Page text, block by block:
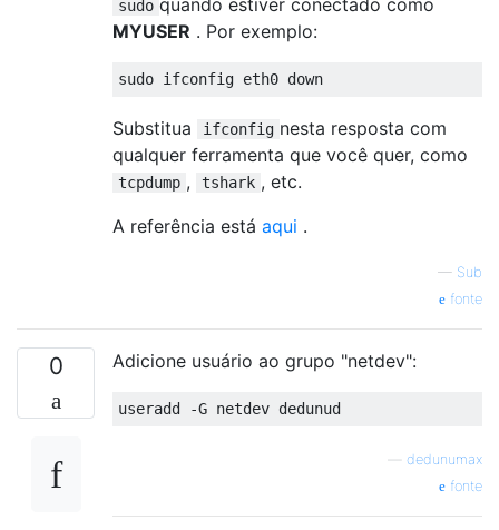
sudo
MYUSER . Por exemplo:
Substitua ifconfig nesta resposta com
qualquer ferramenta que você quer, como
tcpdump , tshark , etc.
A referência está aqui .
— Sub
fonte
0 Adicione usuário ao grupo "netdev":
dedunumax
fonte